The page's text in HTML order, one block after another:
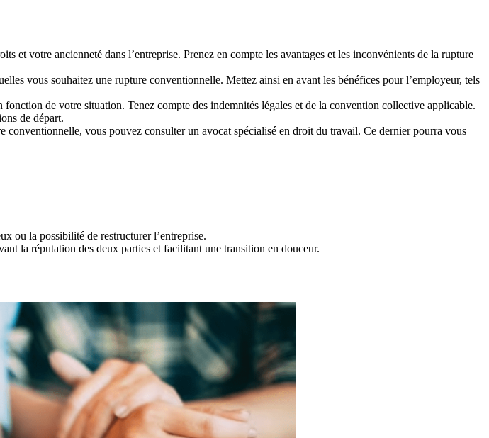
et votre ancienneté dans l’entreprise. Prenez en compte les avantages et les inconvénients de la rupture
vous souhaitez une rupture conventionnelle. Mettez ainsi en avant les bénéfices pour l’employeur, tels
de votre situation. Tenez compte des indemnités légales et de la convention collective applicable.
de départ.
vous pouvez consulter un avocat spécialisé en droit du travail. Ce dernier pourra vous
ou la possibilité de restructurer l’entreprise.
la réputation des deux parties et facilitant une transition en douceur.